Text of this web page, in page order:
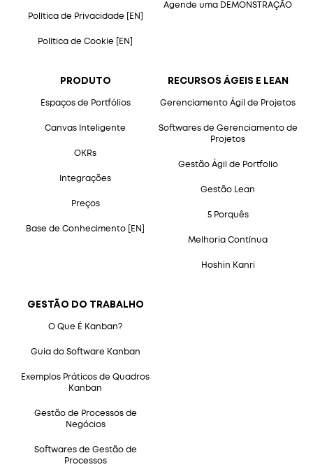
Política de Privacidade [EN]
Política de Cookie [EN]
PRODUTO
Espaços de Portfólios
Canvas Inteligente
OKRs
Integrações
Preços
Base de Conhecimento [EN]
GESTÃO DO TRABALHO
O Que É Kanban?
Guia do Software Kanban
Exemplos Práticos de Quadros
Kanban
Gestão de Processos de
Negócios
Softwares de Gestão de
Processos
RECURSOS ÁGEIS E LEAN
Gerenciamento Ágil de Projetos
Softwares de Gerenciamento de
Projetos
Gestão Ágil de Portfolio
Gestão Lean
5 Porquês
Melhoria Contínua
Hoshin Kanri
Agende uma DEMONSTRAÇÃO